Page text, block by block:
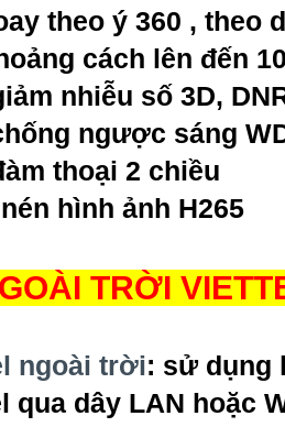
theo ý 360 , theo
cách lên đến
nhiễu số 3D,
ngược sáng
thoại 2 chiều
hình ảnh H265
TRỜI
ngoài trời: sử dụng
qua dây LAN hoặc